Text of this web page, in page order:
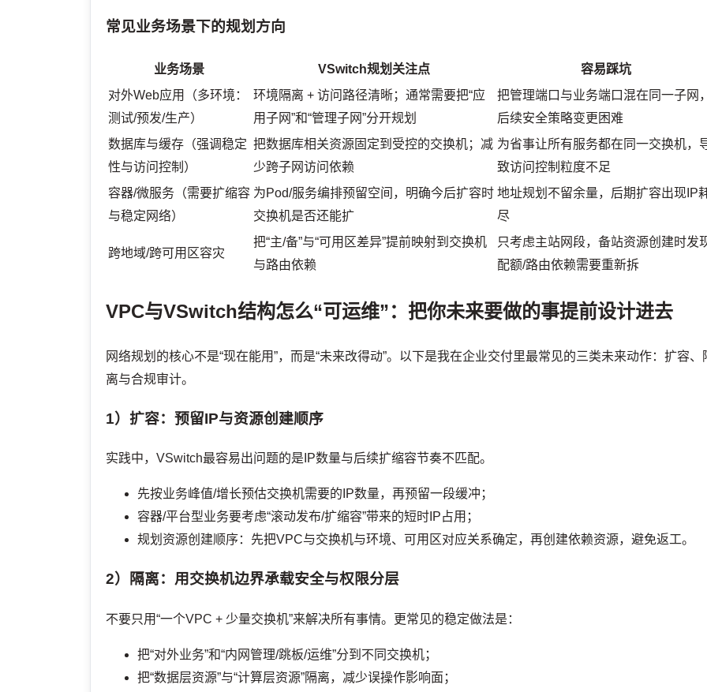
常见业务场景下的规划方向
业务场景 VSwitch规划关注点
容易踩坑
对外Web应用（多环境：
测试/预发/生产）
环境隔离 + 访问路径清晰；通常需要把“应
用子网”和“管理子网”分开规划
把管理端口与业务端口混在同一子网
后续安全策略变更困难
数据库与缓存（强调稳定
性与访问控制）
把数据库相关资源固定到受控的交换机；减
少跨子网访问依赖
为省事让所有服务都在同一交换机，
致访问控制粒度不足
容器/微服务（需要扩缩容
与稳定网络）
为Pod/服务编排预留空间，明确今后扩容时
交换机是否还能扩
地址规划不留余量，后期扩容出现IP
尽
跨地域/跨可用区容灾
把“主/备”与“可用区差异”提前映射到交换机
与路由依赖
只考虑主站网段，备站资源创建时发
配额/路由依赖需要重新拆
VPC与VSwitch结构怎么“可运维”：把你未来要做的事提前设计进去
网络规划的核心不是“现在能用”，而是“未来改得动”。以下是我在企业交付里最常见的三类未来动作：扩容、
离与合规审计。
1）扩容：预留IP与资源创建顺序
实践中，VSwitch最容易出问题的是IP数量与后续扩缩容节奏不匹配。
先按业务峰值/增长预估交换机需要的IP数量，再预留一段缓冲；
容器/平台型业务要考虑“滚动发布/扩缩容”带来的短时IP占用；
规划资源创建顺序：先把VPC与交换机与环境、可用区对应关系确定，再创建依赖资源，避免返工。
2）隔离：用交换机边界承载安全与权限分层
不要只用“一个VPC + 少量交换机”来解决所有事情。更常见的稳定做法是：
把“对外业务”和“内网管理/跳板/运维”分到不同交换机；
把“数据层资源”与“计算层资源”隔离，减少误操作影响面；